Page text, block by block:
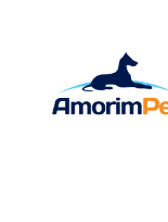
conteúdo